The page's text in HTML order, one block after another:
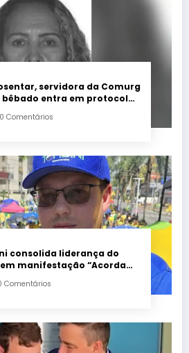
servidora da Comurg
entra em protocolo
0 Comentários
consolida liderança do
manifestação “Acorda
Comentários